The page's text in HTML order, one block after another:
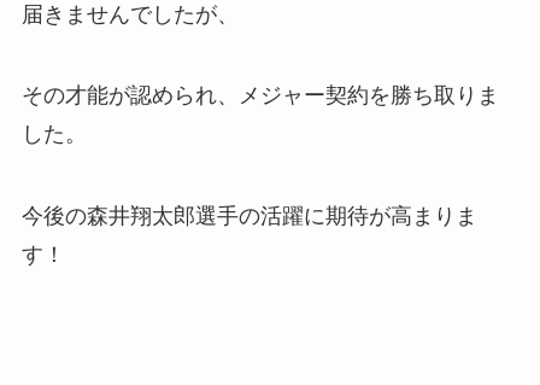
届きませんでしたが、
その才能が認められ、メジャー契約を勝ち取りま
した。
今後の森井翔太郎選手の活躍に期待が高まりま
す！